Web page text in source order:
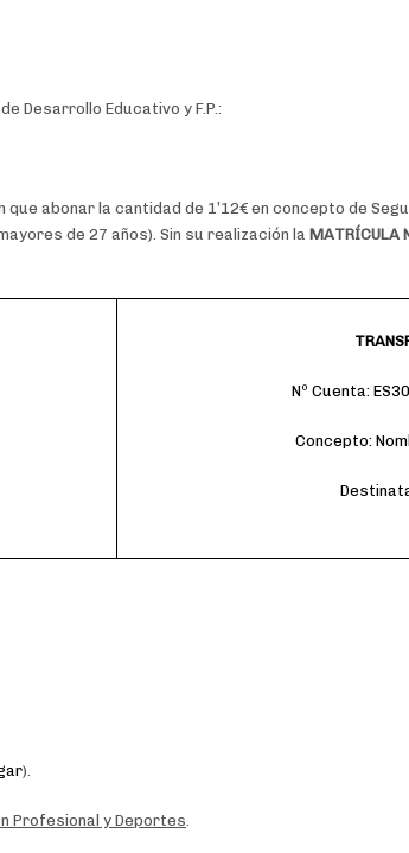
Desarrollo Educativo y F.P.:
que abonar la cantidad de 1’12€ en concepto de
de 27 años). Sin su realización la MATRÍCULA
Nº Cuenta:
Concepto:
).
Profesional y Deportes.